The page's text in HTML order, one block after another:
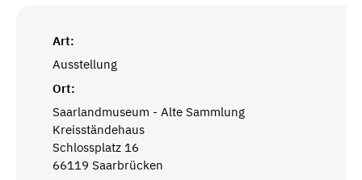
Art:
Ausstellung
Ort:
Saarlandmuseum - Alte Sammlung
Kreisständehaus
Schlossplatz 16
66119 Saarbrücken